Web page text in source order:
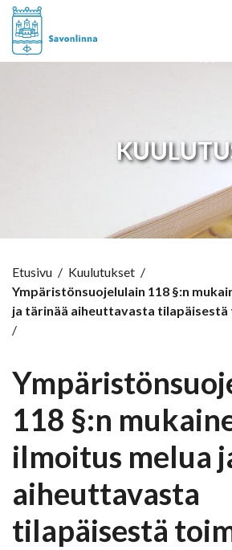
Etusivu / Kuulutukset /
Ympäristönsuojelulain 118 §:n
ja tärinää aiheuttavasta tilapäisestä
/
118 §:n
ilmoitus melua
aiheuttavasta
tilapäisestä